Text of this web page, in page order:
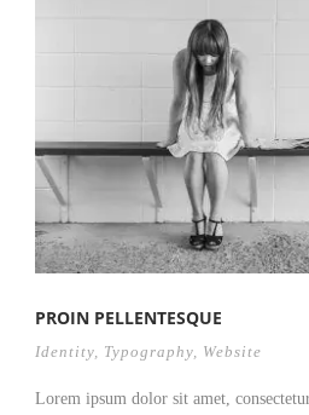
PROIN PELLENTESQUE
Identity, Typography, Website
Lorem ipsum dolor sit amet,